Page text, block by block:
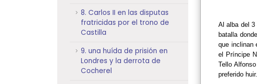
8. Carlos II en las disputas
fratricidas por el trono de
Castilla
9. una huída de prisión en
Londres y la derrota de
Cocherel
Al alba del 3
batalla
que inclinan
el Príncipe
Tello
preferido